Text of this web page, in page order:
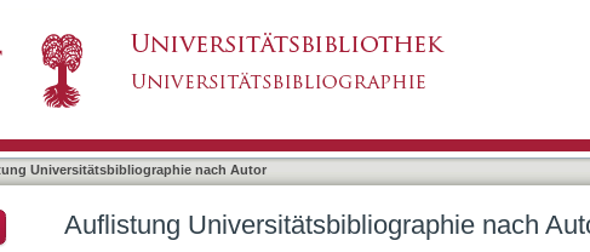
Universitätsbibliographie nach Autor
Auflistung Universitätsbibliographie nach